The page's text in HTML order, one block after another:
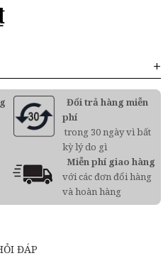
Giá
hiện
420,000₫.
Đổi trả hàng miễn
phí
trong 30 ngày vì bất
kỳ lý do gì
Miễn phí giao hàng
với các đơn đổi hàng
và hoàn hàng
ĐÁP